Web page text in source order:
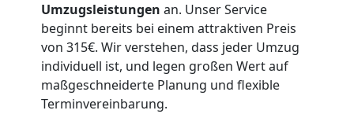
Umzugsleistungen an. Unser Service
beginnt bereits bei einem attraktiven Preis
von 315€. Wir verstehen, dass jeder Umzug
individuell ist, und legen großen Wert auf
maßgeschneiderte Planung und flexible
Terminvereinbarung.
Umzug
Nationaler